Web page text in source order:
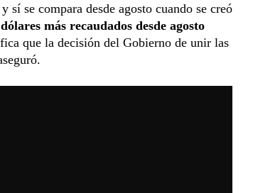
sí se compara desde agosto cuando se creó
más recaudados desde agosto
que la decisión del Gobierno de unir las